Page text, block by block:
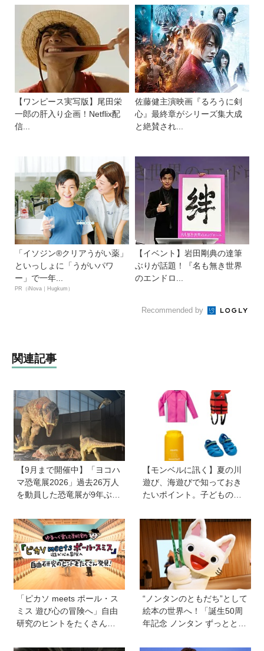
【ワンピース実写版】尾田栄
一郎の肝入り企画！Netflix配
信...
佐藤健主演映画『るろうに剣
心』最終章がシリーズ集大成
と絶賛され...
「イソジン®クリアうがい薬」
といっしょに「うがいパワ
ー」で一年...
PR（iNova｜Hugkum）
【イベント】岩田剛典の達筆
ぶりが話題！『名も無き世界
のエンドロ...
Recommended by
関連記事
【9月まで開催中】「ヨコハ
マ恐竜展2026」過去26万人
を動員した恐竜展が9年ぶり
で楽しむポイントを完全ガ
イド
【モンベルに訊く】夏の川
遊び、海遊びで知っておき
たいポイント。子どものラ
選びがちだけど…危険！水
辺で人気の必携アイテムも
「ピカソ meets ポール・ス
ミス 遊び心の冒険へ」自由
研究のヒントをたくさん発
わいい♡【ゆる〜く楽しむ
“ノンタンのともだち”として
絵本の世界へ！「誕生50周
年記念 ノンタン ずっととも
USEUMで開催中